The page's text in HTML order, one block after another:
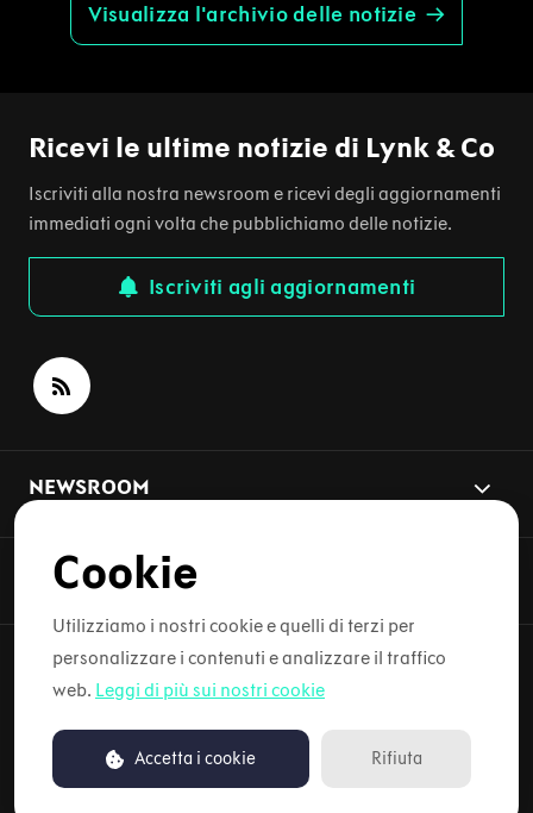
Visualizza l'archivio delle notizie
Ricevi le ultime notizie di Lynk & Co
Iscriviti alla nostra newsroom e ricevi degli aggiornamenti
immediati ogni volta che pubblichiamo delle notizie.
Iscriviti agli aggiornamenti
NEWSROOM
ARGOMENTI DELLE NOTIZIE
Copyright © 2026 Lynk & Co. Tutti i diritti riservati.
Powered by PR.co
Cookie
Utilizziamo i nostri cookie e quelli di terzi per
personalizzare i contenuti e analizzare il traffico
web. Leggi di più sui nostri cookie
Accetta i cookie Rifiuta